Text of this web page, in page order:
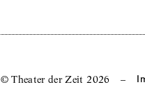
© Theater der Zeit 2026 –